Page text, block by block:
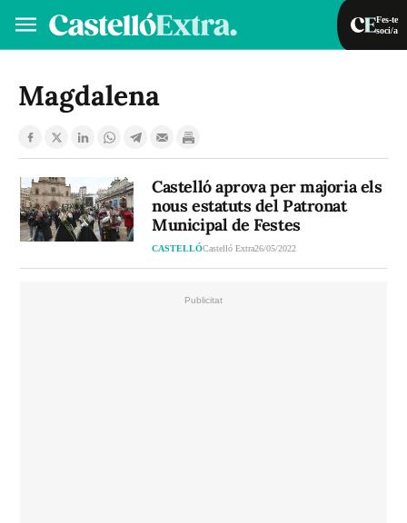
Fes-te
soci/a
VA
Magdalena
Castelló aprova per majoria els
nous estatuts del Patronat
Municipal de Festes
CASTELLÓCastelló Extra26/05/2022